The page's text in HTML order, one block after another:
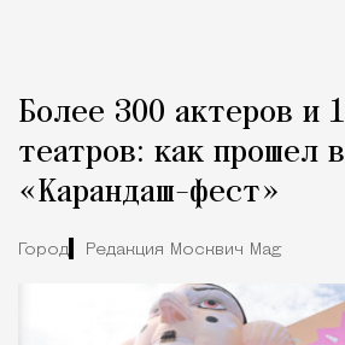
Более 300 актеров и
театров: как прошел
«Карандаш-фест»
Город Редакция Москвич Mag